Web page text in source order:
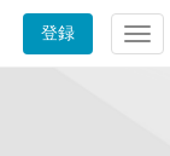
登録